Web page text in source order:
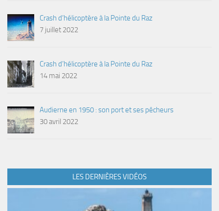
Crash d’hélicoptère à la Pointe du Raz
7 juillet 2022
Crash d’hélicoptère à la Pointe du Raz
14 mai 2022
Audierne en 1950 : son port et ses pêcheurs
30 avril 2022
LES DERNIÈRES VIDÉOS